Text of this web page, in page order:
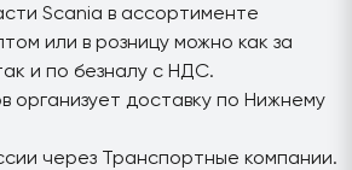
Scania в ассортименте
или в розницу можно как за
и по безналу с НДС.
организует доставку по Нижнему
через Транспортные компании.